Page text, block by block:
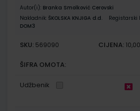
Autor(i): Branka Smolković Cerovski
Nakladnik: ŠKOLSKA KNJIGA d.d.
DOM3
SKU: 569090 CIJENA:
ŠIFRA OMOTA:
Udžbenik